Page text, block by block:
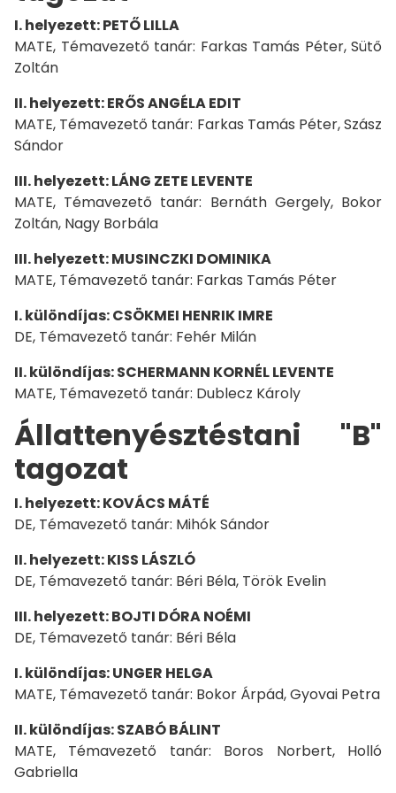
I. helyezett: PETŐ LILLA
MATE, Témavezető tanár: Farkas Tamás Péter, Sütő
Zoltán
II. helyezett: ERŐS ANGÉLA EDIT
MATE, Témavezető tanár: Farkas Tamás Péter, Szász
Sándor
III. helyezett: LÁNG ZETE LEVENTE
MATE, Témavezető tanár: Bernáth Gergely, Bokor
Zoltán, Nagy Borbála
III. helyezett: MUSINCZKI DOMINIKA
MATE, Témavezető tanár: Farkas Tamás Péter
I. különdíjas: CSÖKMEI HENRIK IMRE
DE, Témavezető tanár: Fehér Milán
II. különdíjas: SCHERMANN KORNÉL LEVENTE
MATE, Témavezető tanár: Dublecz Károly
Állattenyésztéstani "B"
tagozat
I. helyezett: KOVÁCS MÁTÉ
DE, Témavezető tanár: Mihók Sándor
II. helyezett: KISS LÁSZLÓ
DE, Témavezető tanár: Béri Béla, Török Evelin
III. helyezett: BOJTI DÓRA NOÉMI
DE, Témavezető tanár: Béri Béla
I. különdíjas: UNGER HELGA
MATE, Témavezető tanár: Bokor Árpád, Gyovai Petra
II. különdíjas: SZABÓ BÁLINT
MATE, Témavezető tanár: Boros Norbert, Holló
Gabriella